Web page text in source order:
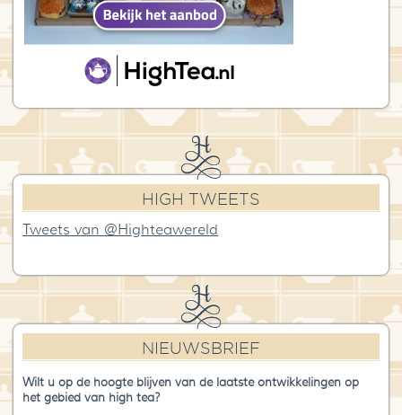
HIGH TWEETS
Tweets van @Highteawereld
NIEUWSBRIEF
Wilt u op de hoogte blijven van de laatste ontwikkelingen op
het gebied van high tea?